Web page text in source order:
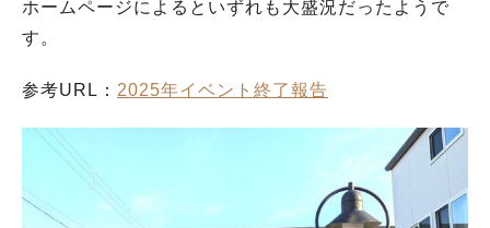
ホームページによるといずれも大盛況だったようで
す。
参考URL： 2025年イベント終了報告